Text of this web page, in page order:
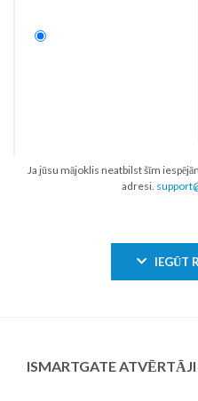
Ja jūsu mājoklis neatbilst šīm
adresi.
IEGŪT
ISMARTGATE ATVĒRTĀJI